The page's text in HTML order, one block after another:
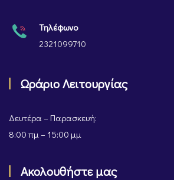
Τηλέφωνο
2321099710
Ωράριο Λειτουργίας
Δευτέρα – Παρασκευή:
8:00 πμ – 15:00 μμ
Ακολουθήστε μας